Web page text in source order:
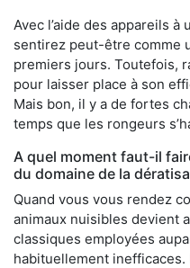
Avec l’aide des appareils
sentirez peut-être comme
premiers jours. Toutefois,
pour laisser place à son
Mais bon, il y a de fortes
temps que les rongeurs
A quel moment faut-il
du domaine de la
Quand vous vous rendez
animaux nuisibles devient
classiques employées
habituellement inefficaces.